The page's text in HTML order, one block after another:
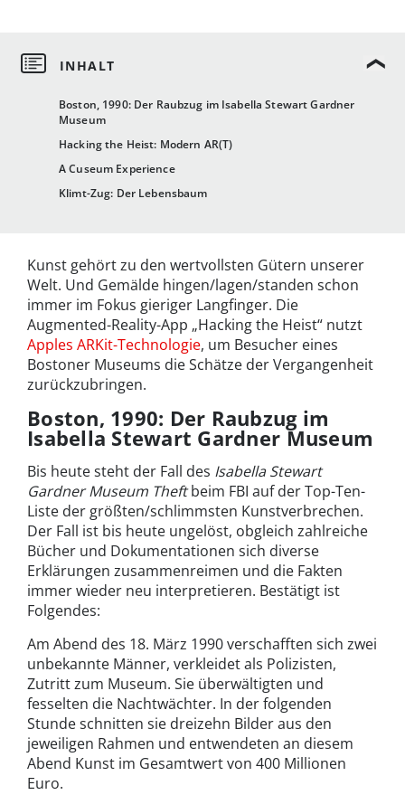
Boston, 1990: Der Raubzug im Isabella Stewart Gardner
Museum
Hacking the Heist: Modern AR(T)
A Cuseum Experience
Klimt-Zug: Der Lebensbaum
Kunst gehört zu den wertvollsten Gütern unserer
Welt. Und Gemälde hingen/lagen/standen schon
immer im Fokus gieriger Langfinger. Die
Augmented-Reality-App „Hacking the Heist“ nutzt
Apples ARKit-Technologie, um Besucher eines
Bostoner Museums die Schätze der Vergangenheit
zurückzubringen.
Boston, 1990: Der Raubzug im
Isabella Stewart Gardner Museum
Bis heute steht der Fall des Isabella Stewart
Gardner Museum Theftbeim FBI auf der Top-Ten-
Liste der größten/schlimmsten Kunstverbrechen.
Der Fall ist bis heute ungelöst, obgleich zahlreiche
Bücher und Dokumentationen sich diverse
Erklärungen zusammenreimen und die Fakten
immer wieder neu interpretieren. Bestätigt ist
Folgendes:
Am Abend des 18. März 1990 verschafften sich zwei
unbekannte Männer, verkleidet als Polizisten,
Zutritt zum Museum. Sie überwältigten und
fesselten die Nachtwächter. In der folgenden
Stunde schnitten sie dreizehn Bilder aus den
jeweiligen Rahmen und entwendeten an diesem
Abend Kunst im Gesamtwert von 400 Millionen
Euro.